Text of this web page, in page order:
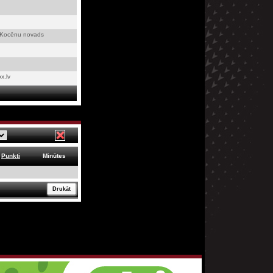
novads
Punkti Minūtes
Drukāt